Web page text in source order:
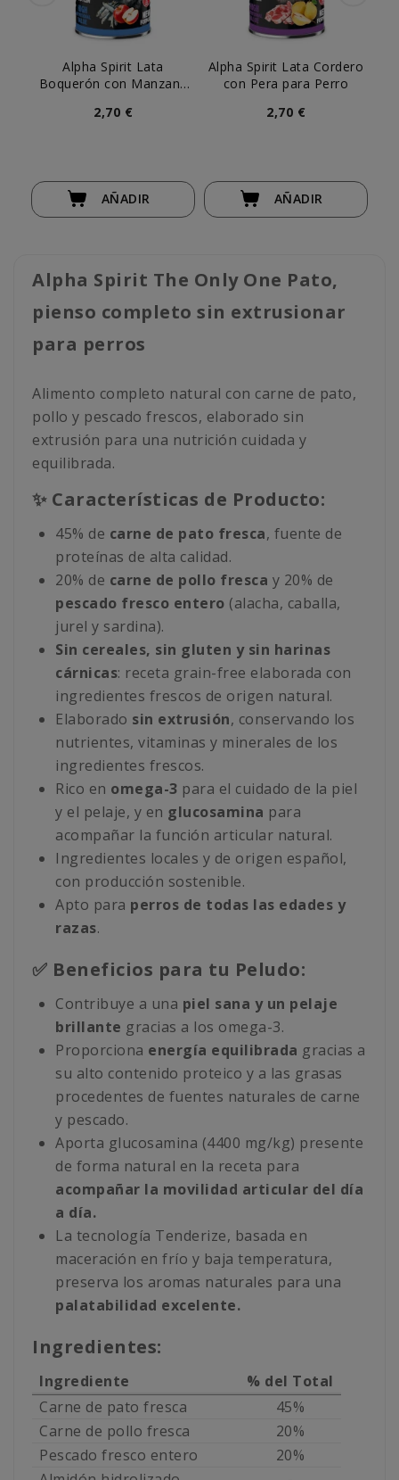
Alpha Spirit Lata
Boquerón con Manzana
2,70 €
AÑADIR
Alpha Spirit Lata Cordero
con Pera para Perro
2,70 €
AÑADIR
Alpha Spirit The Only One Pato,
pienso completo sin extrusionar
para perros
Alimento completo natural con carne de pato,
pollo y pescado frescos, elaborado sin
extrusión para una nutrición cuidada y
equilibrada.
✨ Características de Producto:
45% de carne de pato fresca, fuente de
proteínas de alta calidad.
20% de carne de pollo fresca y 20% de
pescado fresco entero (alacha, caballa,
jurel y sardina).
Sin cereales, sin gluten y sin harinas
cárnicas: receta grain-free elaborada con
ingredientes frescos de origen natural.
Elaborado sin extrusión, conservando los
nutrientes, vitaminas y minerales de los
ingredientes frescos.
Rico en omega-3 para el cuidado de la piel
y el pelaje, y en glucosamina para
acompañar la función articular natural.
Ingredientes locales y de origen español,
con producción sostenible.
Apto para perros de todas las edades y
razas.
✅ Beneficios para tu Peludo:
Contribuye a una piel sana y un pelaje
brillante gracias a los omega-3.
Proporciona energía equilibrada gracias a
su alto contenido proteico y a las grasas
procedentes de fuentes naturales de carne
y pescado.
Aporta glucosamina (4400 mg/kg) presente
de forma natural en la receta para
acompañar la movilidad articular del día
a día.
La tecnología Tenderize, basada en
maceración en frío y baja temperatura,
preserva los aromas naturales para una
palatabilidad excelente.
Ingredientes:
Ingrediente
% del Total
Carne de pato fresca
45%
Carne de pollo fresca
20%
Pescado fresco entero
20%